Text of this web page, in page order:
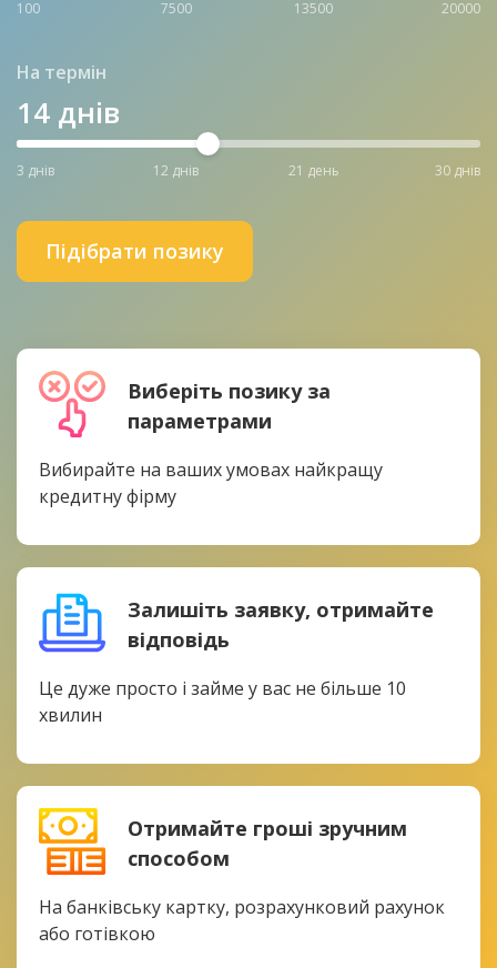
100 7500 13500 20000
На термін
14 днів
3 днів 12 днів 21 день 30 днів
Підібрати позику
Виберіть позику за
параметрами
Вибирайте на ваших умовах найкращу
кредитну фірму
Залишіть заявку, отримайте
відповідь
Це дуже просто і займе у вас не більше 10
хвилин
Отримайте гроші зручним
способом
На банківську картку, розрахунковий рахунок
або готівкою